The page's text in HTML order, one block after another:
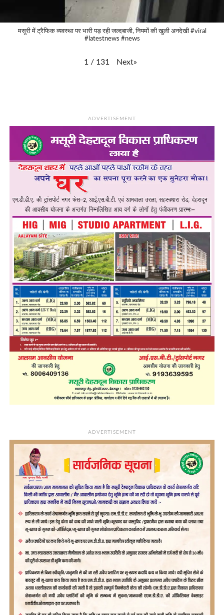
मसूरी में ट्रैफिक व्यवस्था पर भारी पड़ रही जल्दबाजी, नियमों की खुली अनदेखी #viral
#latestnews #news
1 / 131 Next»
ADVERTISEMENT
ADVERTISEMENT